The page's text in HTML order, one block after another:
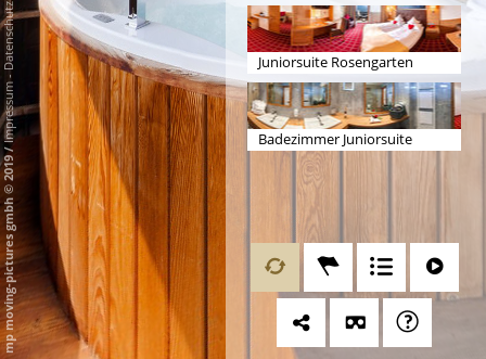
Juniorsuite Rosengarten
Badezimmer Juniorsuite
Rosengarten
mp moving-pictures gmbh © 2019
/
Impressum
-
Datenschutz